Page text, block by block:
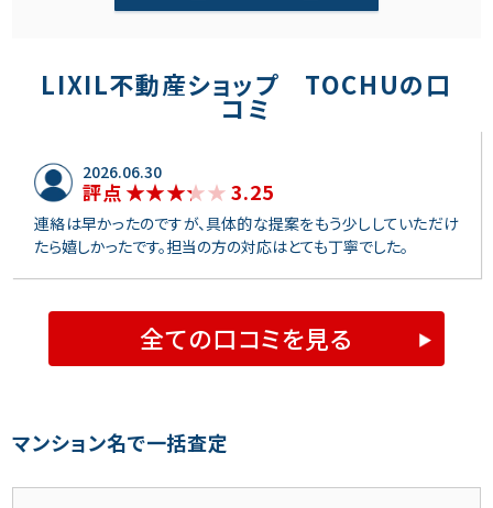
LIXIL不動産ショップ TOCHUの口
コミ
2026.06.30
評点 3.25
連絡は早かったのですが、具体的な提案をもう少ししていただけ
たら嬉しかったです。担当の方の対応はとても丁寧でした。
全ての口コミを見る
マンション名で一括査定